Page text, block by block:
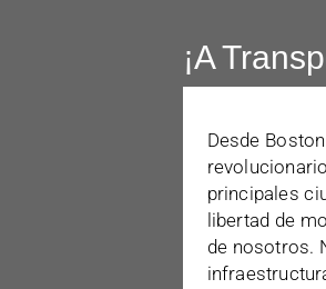
¡A
Desde
principales
libertad de
de nosotros.